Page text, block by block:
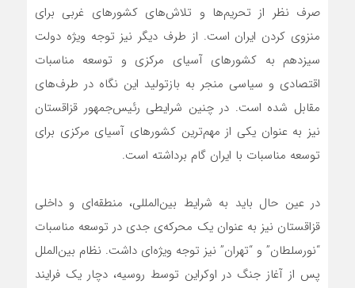
صرف نظر از تحریم‌ها و تلاش‌های کشورهای غربی برای
منزوی کردن ایران است. از طرف دیگر نیز توجه ویژه دولت
سیزدهم به کشورهای آسیای مرکزی و توسعه مناسبات
اقتصادی و سیاسی منجر به بازتولید این نگاه در طرف‌های
مقابل شده است. در چنین شرایطی رئیس‌جمهور قزاقستان
نیز به عنوان یکی از مهم‌ترین کشورهای آسیای مرکزی برای
توسعه مناسبات با ایران گام برداشته است.
در عین حال باید به شرایط بین‌المللی، منطقه‌ای و داخلی
قزاقستان نیز به عنوان یک محرکه‌ی جدی در توسعه مناسبات
“نورسلطان” و “تهران” نیز توجه ویژه‌ای داشت. نظام بین‌الملل
پس از آغاز جنگ در اوکراین توسط روسیه، دچار یک فرایند